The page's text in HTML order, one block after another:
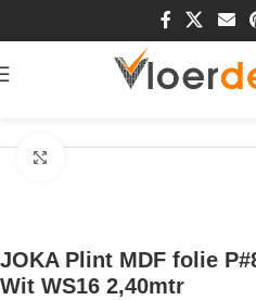
JOKA Plint MDF folie
Wit WS16 2,40mtr